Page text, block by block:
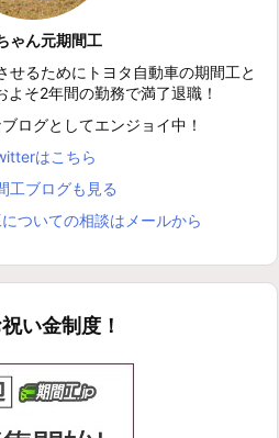
ゃん元期間工
せるためにトヨタ自動車の期間工と
よそ2年間の勤務で満了退職！
ログとしてエンジョイ中！
はこちら
工ブログも見る
ついての相談はメールから
い金制度！